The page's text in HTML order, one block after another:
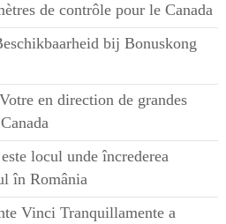
de contrôle pour le Canada
bij Bonuskong
en direction de grandes
locul unde încrederea
în România
Vinci Tranquillamente a